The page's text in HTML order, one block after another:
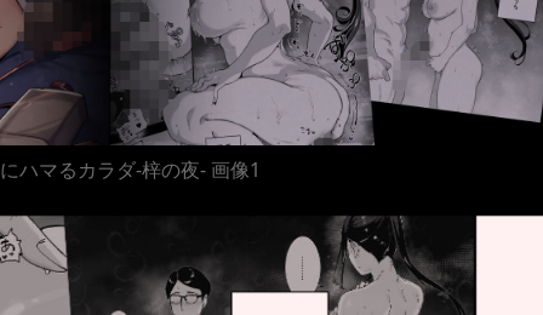
ハマるカラダ‐梓の夜‐ 画像1